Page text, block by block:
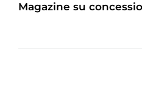
Magazine su